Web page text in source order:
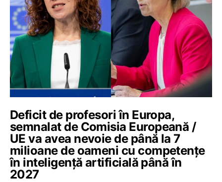
Deficit de profesori în Europa,
semnalat de Comisia Europeană /
UE va avea nevoie de până la 7
milioane de oameni cu competențe
în inteligență artificială până în
2027